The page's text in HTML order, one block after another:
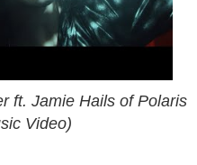
ft. Jamie Hails of Polaris
Video)